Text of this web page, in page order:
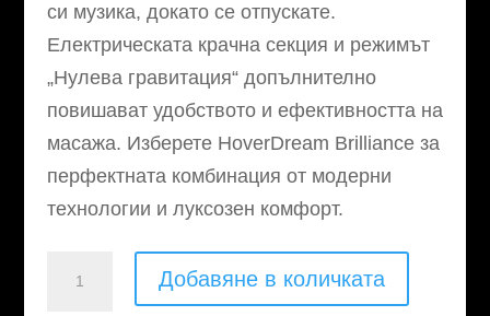
си музика, докато се отпускате.
Електрическата крачна секция и режимът
„Нулева гравитация“ допълнително
повишават удобството и ефективността на
масажа. Изберете HoverDream Brilliance за
перфектната комбинация от модерни
технологии и луксозен комфорт.
Добавяне в количката